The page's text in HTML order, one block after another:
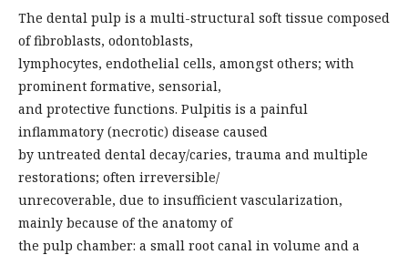
The dental pulp is a multi-structural soft tissue composed
of fibroblasts, odontoblasts,
lymphocytes, endothelial cells, amongst others; with
prominent formative, sensorial,
and protective functions. Pulpitis is a painful
inflammatory (necrotic) disease caused
by untreated dental decay/caries, trauma and multiple
restorations; often irreversible/
unrecoverable, due to insufficient vascularization,
mainly because of the anatomy of
the pulp chamber: a small root canal in volume and a